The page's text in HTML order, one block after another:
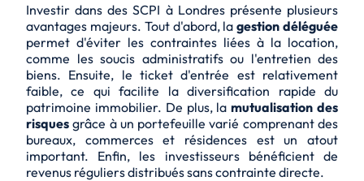
Investir dans des SCPI à Londres présente plusieurs
avantages majeurs. Tout d'abord, lagestion déléguée
permet d'éviter les contraintes liées à la location,
comme les soucis administratifs ou l'entretien des
biens. Ensuite, le ticket d'entrée est relativement
faible, ce qui facilite la diversification rapide du
patrimoine immobilier. De plus, lamutualisation des
risques grâce à un portefeuille varié comprenant des
bureaux, commerces et résidences est un atout
important. Enfin, les investisseurs bénéficient de
revenus réguliers distribués sans contrainte directe.